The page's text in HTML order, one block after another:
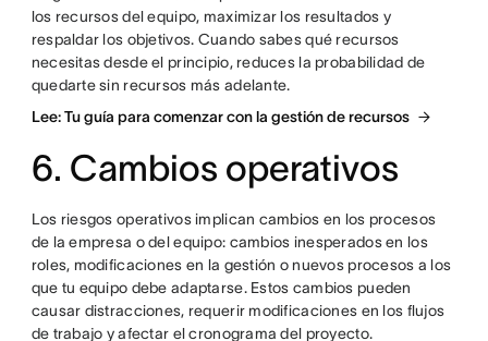
los recursos del equipo, maximizar los resultados y
respaldar los objetivos. Cuando sabes qué recursos
necesitas desde el principio, reduces la probabilidad de
quedarte sin recursos más adelante.
Lee: Tu guía para comenzar con la gestión de recursos
6. Cambios operativos
Los riesgos operativos implican cambios en los procesos
de la empresa o del equipo: cambios inesperados en los
roles, modificaciones en la gestión o nuevos procesos a los
que tu equipo debe adaptarse. Estos cambios pueden
causar distracciones, requerir modificaciones en los flujos
de trabajo y afectar el cronograma del proyecto.